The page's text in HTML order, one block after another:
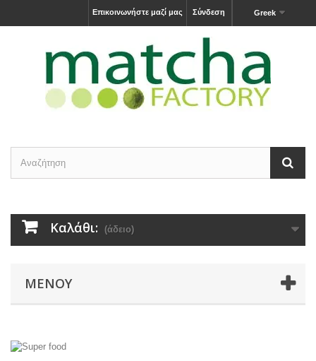
Greek
Σύνδεση
Επικοινωνήστε μαζί μας
Καλάθι: (άδειο)
ΜΕΝΟΎ